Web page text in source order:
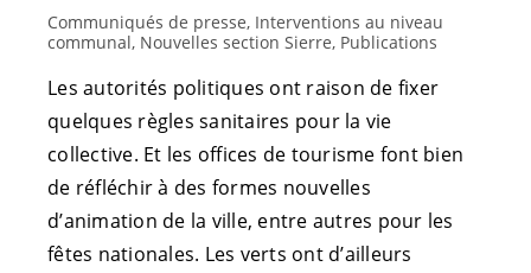
Communiqués de presse, Interventions au niveau
communal, Nouvelles section Sierre, Publications
Les autorités politiques ont raison de fixer
quelques règles sanitaires pour la vie
collective. Et les offices de tourisme font bien
de réfléchir à des formes nouvelles
d’animation de la ville, entre autres pour les
fêtes nationales. Les verts ont d’ailleurs